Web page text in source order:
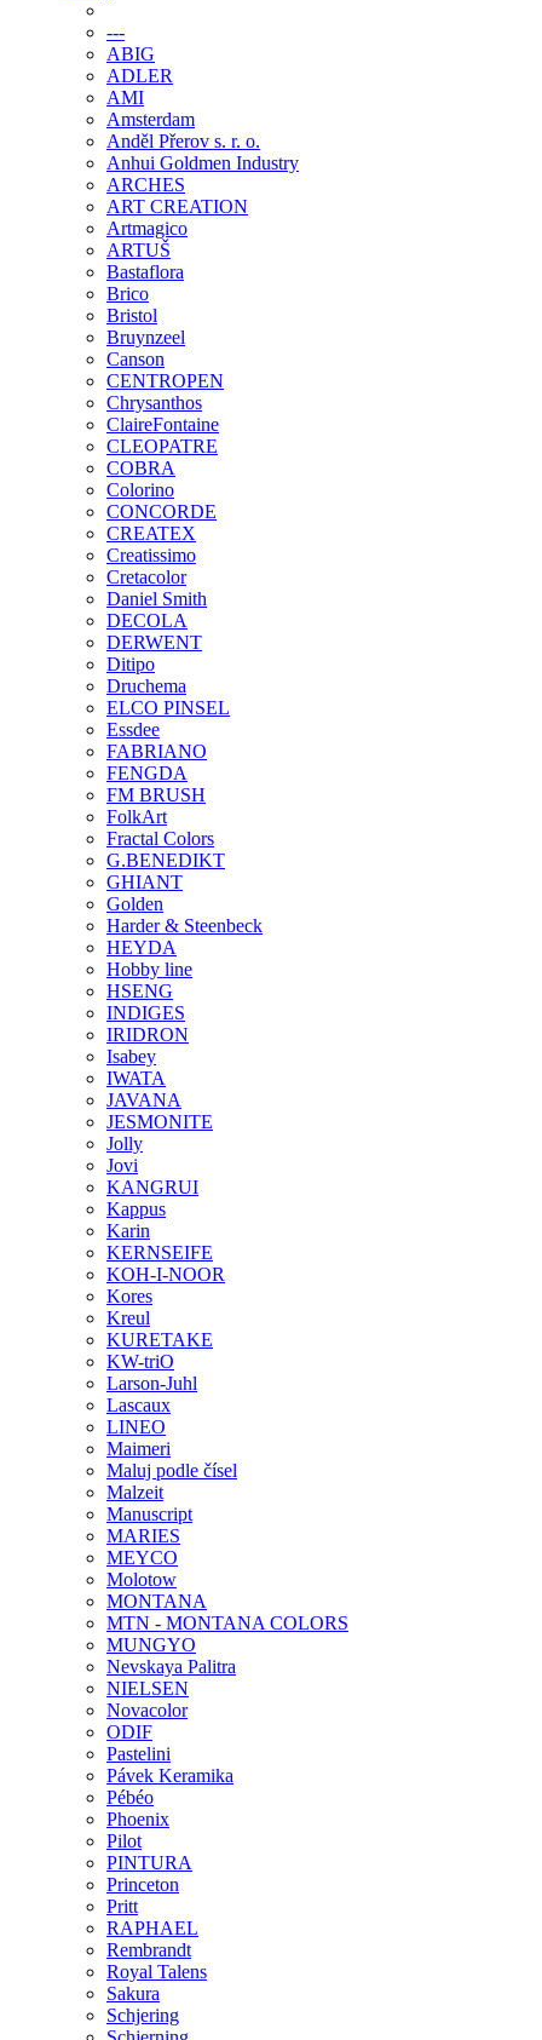
---
ABIG
ADLER
AMI
Amsterdam
Anděl Přerov s. r. o.
Anhui Goldmen Industry
ARCHES
ART CREATION
Artmagico
ARTUŠ
Bastaflora
Brico
Bristol
Bruynzeel
Canson
CENTROPEN
Chrysanthos
ClaireFontaine
CLEOPATRE
COBRA
Colorino
CONCORDE
CREATEX
Creatissimo
Cretacolor
Daniel Smith
DECOLA
DERWENT
Ditipo
Druchema
ELCO PINSEL
Essdee
FABRIANO
FENGDA
FM BRUSH
FolkArt
Fractal Colors
G.BENEDIKT
GHIANT
Golden
Harder & Steenbeck
HEYDA
Hobby line
HSENG
INDIGES
IRIDRON
Isabey
IWATA
JAVANA
JESMONITE
Jolly
Jovi
KANGRUI
Kappus
Karin
KERNSEIFE
KOH-I-NOOR
Kores
Kreul
KURETAKE
KW-triO
Larson-Juhl
Lascaux
LINEO
Maimeri
Maluj podle čísel
Malzeit
Manuscript
MARIES
MEYCO
Molotow
MONTANA
MTN - MONTANA COLORS
MUNGYO
Nevskaya Palitra
NIELSEN
Novacolor
ODIF
Pastelini
Pávek Keramika
Pébéo
Phoenix
Pilot
PINTURA
Princeton
Pritt
RAPHAEL
Rembrandt
Royal Talens
Sakura
Schjering